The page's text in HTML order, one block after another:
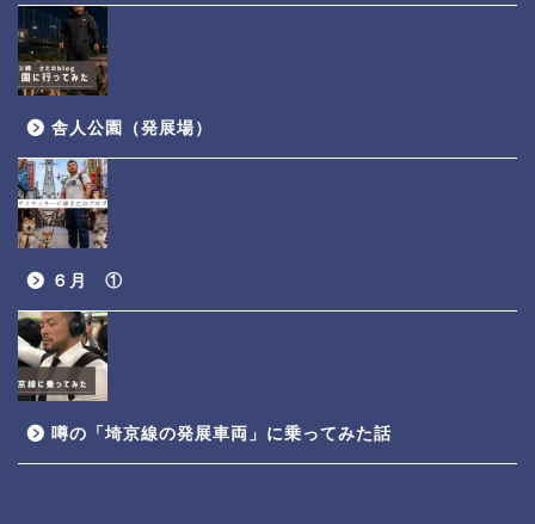
舎人公園（発展場）
６月 ①
噂の「埼京線の発展車両」に乗ってみた話